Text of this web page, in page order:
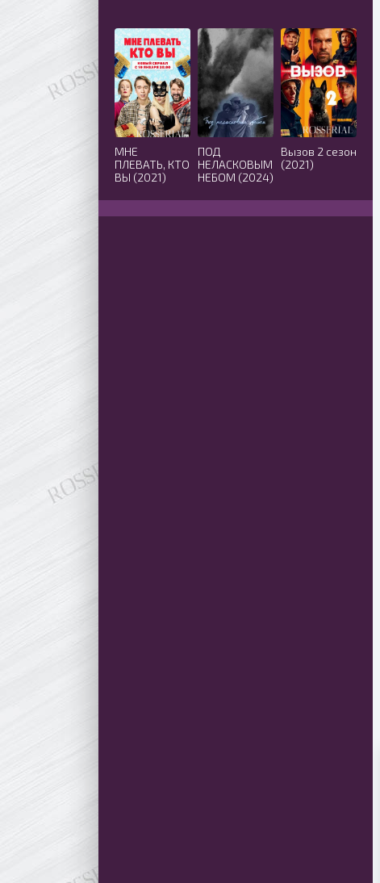
МНЕ
ПЛЕВАТЬ, КТО
ВЫ (2021)
ПОД
НЕЛАСКОВЫМ
НЕБОМ (2024)
Вызов 2 сезон
(2021)